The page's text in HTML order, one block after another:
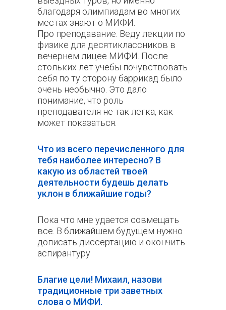
благодаря олимпиадам во многих
местах знают о МИФИ.
Про преподавание. Веду лекции по
физике для десятиклассников в
вечернем лицее МИФИ. После
стольких лет учебы почувствовать
себя по ту сторону баррикад было
очень необычно. Это дало
понимание, что роль
преподавателя не так легка, как
может показаться.
Что из всего перечисленного для
тебя наиболее интересно? В
какую из областей твоей
деятельности будешь делать
уклон в ближайшие годы?
Пока что мне удается совмещать
все. В ближайшем будущем нужно
дописать диссертацию и окончить
аспирантуру
Благие цели! Михаил, назови
традиционные три заветных
слова о МИФИ.